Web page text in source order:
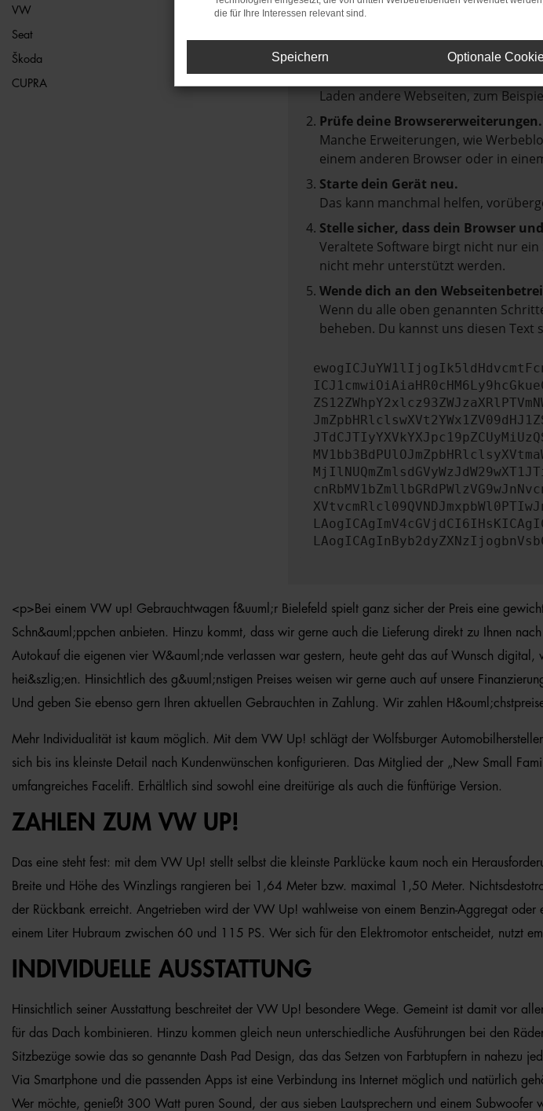
VW
Seat
Škoda
CUPRA
Hier sind ein paar Tipps, die dir helfen
Überprüfe deine Firewall und
Laden andere Webseiten, zum
Prüfe deine Browsererweiterungen.
Manche Erweiterungen, wie
einem anderen Browser oder in
Starte dein Gerät neu.
Das kann manchmal helfen,
Stelle sicher, dass dein Browser
Veraltete Software birgt nicht nur
nicht mehr unterstützt werden.
Wende dich an den
Wenn du alle oben genannten
beheben. Du kannst uns diesen
<p>Bei einem VW up! Gebrauchtwagen f&uuml;r Bielefeld spielt ganz sicher der Preis eine
Schn&auml;ppchen anbieten. Hinzu kommt, dass wir gerne auch die Lieferung direkt zu Ihnen
Autokauf die eigenen vier W&auml;nde verlassen war gestern, heute geht das auf Wunsch
hei&szlig;en. Hinsichtlich des g&uuml;nstigen Preises weisen wir gerne auch auf unsere
Und geben Sie ebenso gern Ihren aktuellen Gebrauchten in Zahlung. Wir zahlen
Mehr Individualität ist kaum möglich. Mit dem VW Up! schlägt der Wolfsburger
sich bis ins kleinste Detail nach Kundenwünschen konfigurieren. Das Mitglied der „New Small
umfangreiches Facelift. Erhältlich sind sowohl eine dreitürige als auch die fünftürige Version.
ZAHLEN ZUM VW UP!
Das eine steht fest: mit dem VW Up! stellt selbst die kleinste Parklücke kaum noch ein
Breite und Höhe des Winzlings rangieren bei 1,64 Meter bzw. maximal 1,50 Meter.
der Rückbank erreicht. Angetrieben wird der VW Up! wahlweise von einem Benzin-Aggregat
einem Liter Hubraum zwischen 60 und 115 PS. Wer sich für den Elektromotor entscheidet, nutzt
INDIVIDUELLE AUSSTATTUNG
Hinsichtlich seiner Ausstattung beschreitet der VW Up! besondere Wege. Gemeint ist damit vor
für das Dach kombinieren. Hinzu kommen gleich neun unterschiedliche Ausführungen bei den
Sitzbezüge sowie das so genannte Dash Pad Design, das das Setzen von Farbtupfern in nahezu
Via Smartphone und die passenden Apps ist eine Verbindung ins Internet möglich und natürlich
Wer möchte, genießt 300 Watt puren Sound, der aus sieben Lautsprechern und einem Subwoofer
die für Ihre Interessen relevant sind.
Speichern Optionale